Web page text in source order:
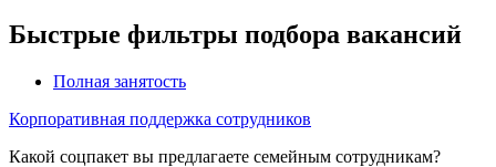
Быстрые фильтры подбора вакансий
Полная занятость
Корпоративная поддержка сотрудников
Какой соцпакет вы предлагаете семейным сотрудникам?